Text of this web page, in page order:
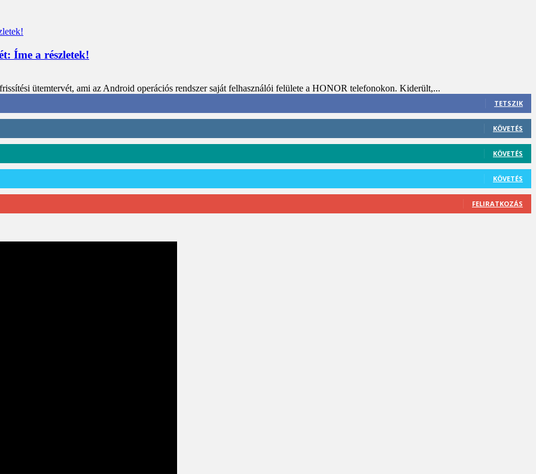
Íme a részletek!
ütemtervét, ami az Android operációs rendszer saját felhasználói felülete a HONOR telefonokon. Kiderült,...
TETSZIK
KÖVETÉS
KÖVETÉS
KÖVETÉS
FELIRATKOZÁS